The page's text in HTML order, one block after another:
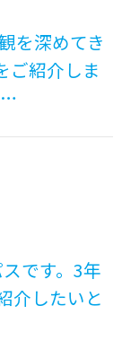
を深めてき
ご紹介しま
…
です。3年
介したいと